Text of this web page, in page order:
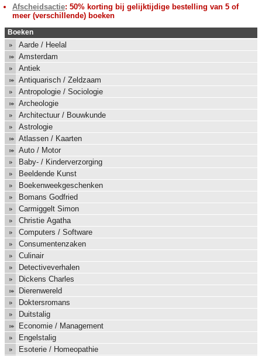
Afscheidsactie: 50% korting bij gelijktijdige bestelling van 5 of
meer (verschillende) boeken
Boeken
Aarde / Heelal
Amsterdam
Antiek
Antiquarisch / Zeldzaam
Antropologie / Sociologie
Archeologie
Architectuur / Bouwkunde
Astrologie
Atlassen / Kaarten
Auto / Motor
Baby- / Kinderverzorging
Beeldende Kunst
Boekenweekgeschenken
Bomans Godfried
Carmiggelt Simon
Christie Agatha
Computers / Software
Consumentenzaken
Culinair
Detectiveverhalen
Dickens Charles
Dierenwereld
Doktersromans
Duitstalig
Economie / Management
Engelstalig
Esoterie / Homeopathie